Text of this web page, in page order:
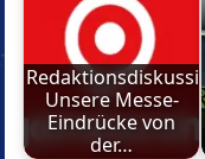
Unsere Messe-
Eindrücke von
der…